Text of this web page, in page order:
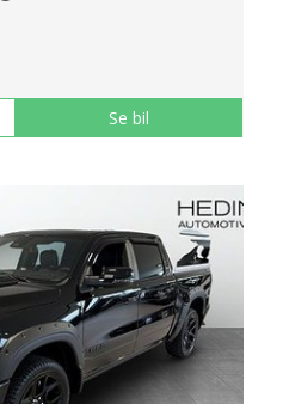
Se bil